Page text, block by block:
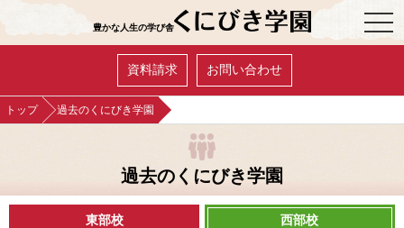
豊かな人生の学び舎
資料請求 お問い合わせ
トップ 過去のくにびき学園
過去のくにびき学園
東部校 西部校